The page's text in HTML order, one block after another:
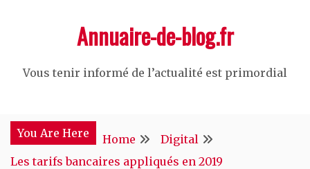
Annuaire-de-blog.fr
Vous tenir informé de l’actualité est primordial
You Are Here Home
Digital
Les tarifs bancaires appliqués en 2019